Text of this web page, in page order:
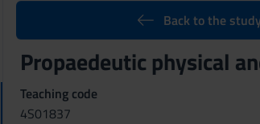
Back to the
Propaedeutic physical
Teaching code
4S01837